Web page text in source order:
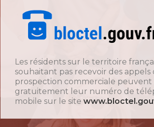
Les résidents sur le territoire
souhaitant pas recevoir des appels
prospection commerciale peuvent
gratuitement leur numéro de
mobile sur le site